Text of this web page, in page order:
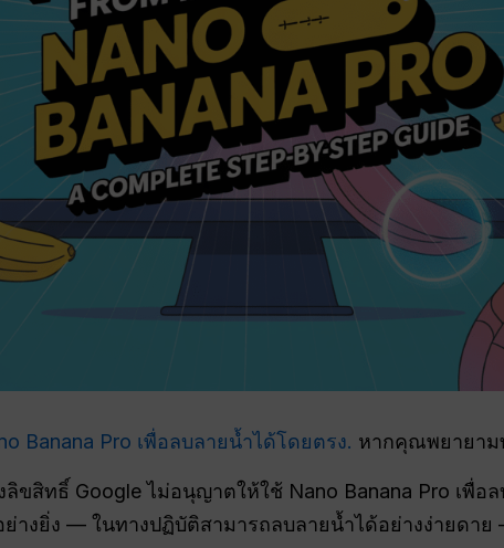
Banana Pro เพื่อลบลายน้ำได้โดยตรง. หากคุณพยายาม
ขสิทธิ์ Google ไม่อนุญาตให้ใช้ Nano Banana Pro เพื่อ
ย่างยิ่ง — ในทางปฏิบัติสามารถลบลายน้ำได้อย่างง่ายดา